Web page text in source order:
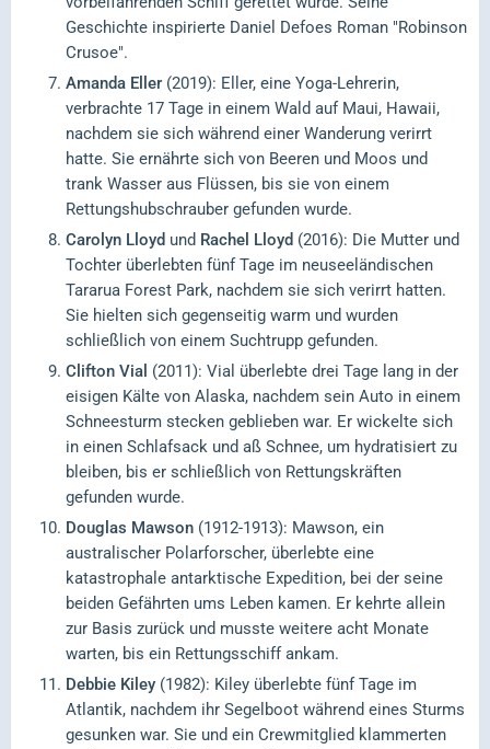
Geschichte inspirierte Daniel Defoes Roman "Robinson
Crusoe".
Amanda Eller (2019): Eller, eine Yoga-Lehrerin,
verbrachte 17 Tage in einem Wald auf Maui, Hawaii,
nachdem sie sich während einer Wanderung verirrt
hatte. Sie ernährte sich von Beeren und Moos und
trank Wasser aus Flüssen, bis sie von einem
Rettungshubschrauber gefunden wurde.
Carolyn Lloyd und Rachel Lloyd (2016): Die Mutter und
Tochter überlebten fünf Tage im neuseeländischen
Tararua Forest Park, nachdem sie sich verirrt hatten.
Sie hielten sich gegenseitig warm und wurden
schließlich von einem Suchtrupp gefunden.
Clifton Vial (2011): Vial überlebte drei Tage lang in der
eisigen Kälte von Alaska, nachdem sein Auto in einem
Schneesturm stecken geblieben war. Er wickelte sich
in einen Schlafsack und aß Schnee, um hydratisiert zu
bleiben, bis er schließlich von Rettungskräften
gefunden wurde.
Douglas Mawson (1912-1913): Mawson, ein
australischer Polarforscher, überlebte eine
katastrophale antarktische Expedition, bei der seine
beiden Gefährten ums Leben kamen. Er kehrte allein
zur Basis zurück und musste weitere acht Monate
warten, bis ein Rettungsschiff ankam.
Debbie Kiley (1982): Kiley überlebte fünf Tage im
Atlantik, nachdem ihr Segelboot während eines Sturms
gesunken war. Sie und ein Crewmitglied klammerten